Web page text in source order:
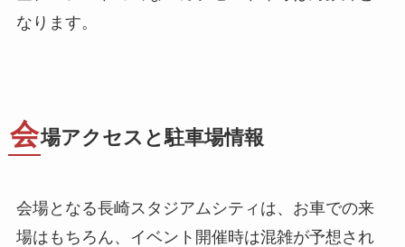
なります。
会場アクセスと駐車場情報
会場となる長崎スタジアムシティは、お車での来
場はもちろん、イベント開催時は混雑が予想され